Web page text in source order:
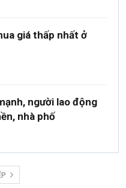
giá thấp nhất ở
người lao động
nhà phố